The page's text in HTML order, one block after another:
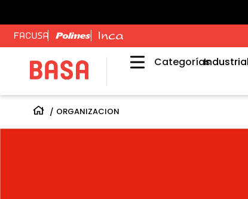
CategoríasIndustrial
ORGANIZACION